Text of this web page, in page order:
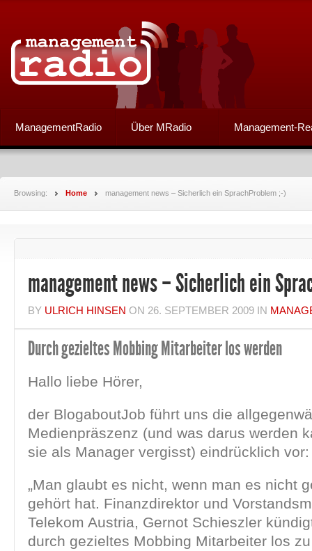
ManagementRadio Über MRadio Management-
Browsing: Home management news – Sicherlich ein SprachProblem ;-)
management news – Sicherlich ein
BY ULRICH HINSEN ON 26. SEPTEMBER 2009 IN
Durch gezieltes Mobbing Mitarbeiter los werden
Hallo liebe Hörer,
der BlogaboutJob führt uns die
Medienpräszenz (und was darus werden
sie als Manager vergisst) eindrücklich vor:
„Man glaubt es nicht, wenn man es nicht
gehört hat. Finanzdirektor und
Telekom Austria, Gernot Schieszler
durch gezieltes Mobbing Mitarbeiter los